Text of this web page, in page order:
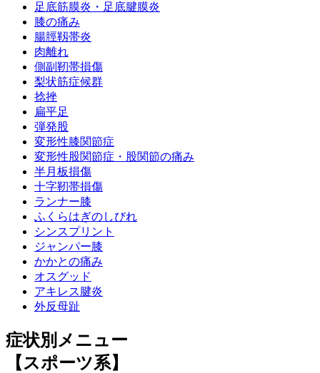
足底筋膜炎・足底腱膜炎
膝の痛み
腸脛靱帯炎
肉離れ
側副靭帯損傷
梨状筋症候群
捻挫
扁平足
弾発股
変形性膝関節症
変形性股関節症・股関節の痛み
半月板損傷
十字靭帯損傷
ランナー膝
ふくらはぎのしびれ
シンスプリント
ジャンパー膝
かかとの痛み
オスグッド
アキレス腱炎
外反母趾
症状別メニュー
【スポーツ系】